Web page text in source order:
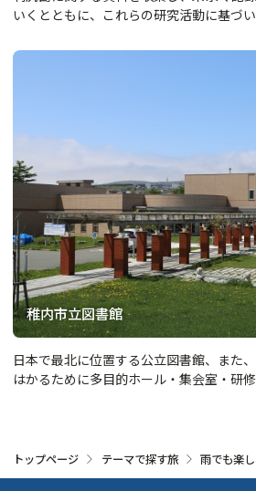
トップページ テーマで探す旅 雨でも楽
いくとともに、これらの研究活動に基づ
稚内市立図書館
日本で最北に位置する公立図書館、また
はかるために多目的ホール・集会室・研